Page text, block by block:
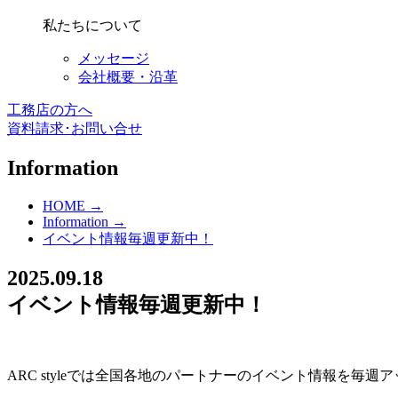
私たちについて
メッセージ
会社概要・沿革
工務店の方へ
資料請求･お問い合せ
Information
HOME →
Information →
イベント情報毎週更新中！
2025.09.18
イベント情報毎週更新中！
ARC styleでは全国各地のパートナーのイベント情報を毎週ア